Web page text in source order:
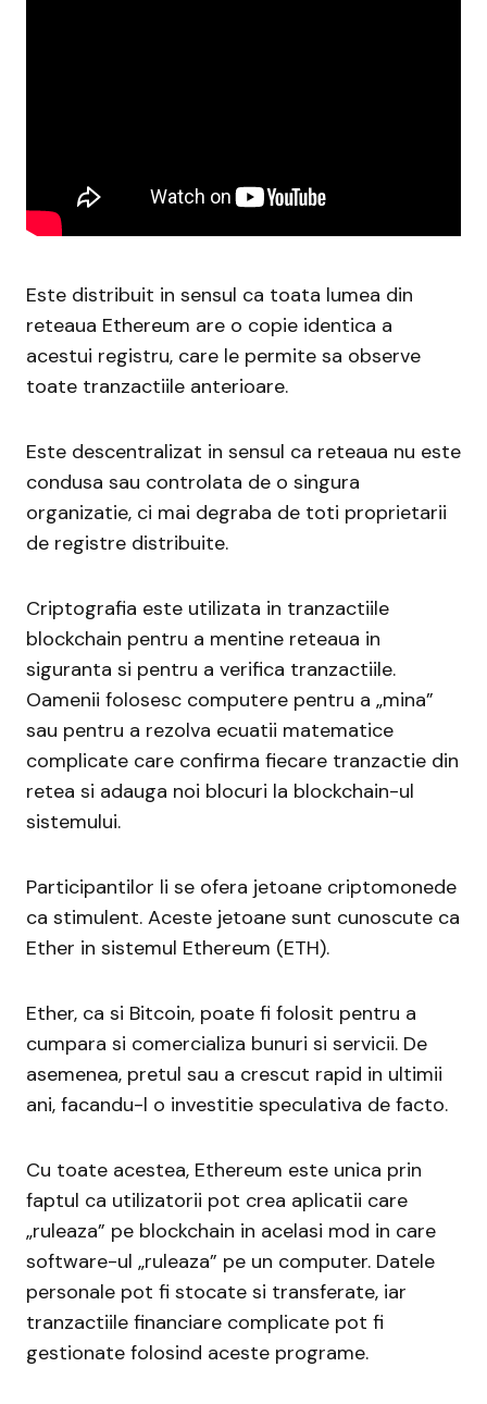
Este distribuit in sensul ca toata lumea din
reteaua Ethereum are o copie identica a
acestui registru, care le permite sa observe
toate tranzactiile anterioare.
Este descentralizat in sensul ca reteaua nu este
condusa sau controlata de o singura
organizatie, ci mai degraba de toti proprietarii
de registre distribuite.
Criptografia este utilizata in tranzactiile
blockchain pentru a mentine reteaua in
siguranta si pentru a verifica tranzactiile.
Oamenii folosesc computere pentru a „mina”
sau pentru a rezolva ecuatii matematice
complicate care confirma fiecare tranzactie din
retea si adauga noi blocuri la blockchain-ul
sistemului.
Participantilor li se ofera jetoane criptomonede
ca stimulent. Aceste jetoane sunt cunoscute ca
Ether in sistemul Ethereum (ETH).
Ether, ca si Bitcoin, poate fi folosit pentru a
cumpara si comercializa bunuri si servicii. De
asemenea, pretul sau a crescut rapid in ultimii
ani, facandu-l o investitie speculativa de facto.
Cu toate acestea, Ethereum este unica prin
faptul ca utilizatorii pot crea aplicatii care
„ruleaza” pe blockchain in acelasi mod in care
software-ul „ruleaza” pe un computer. Datele
personale pot fi stocate si transferate, iar
tranzactiile financiare complicate pot fi
gestionate folosind aceste programe.